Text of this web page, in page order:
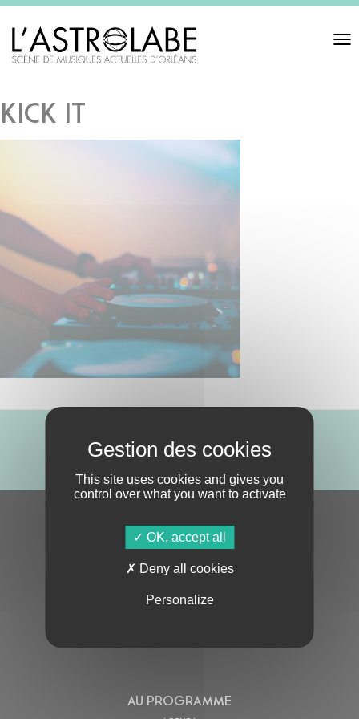
Toggle
KICK IT
ABONNE-TOI !
S'ABONNER À LA NEWSLETTER
AU PROGRAMME
This site uses cookies and gives you
control over what you want to activate
OK, accept all
Deny all cookies
Personalize